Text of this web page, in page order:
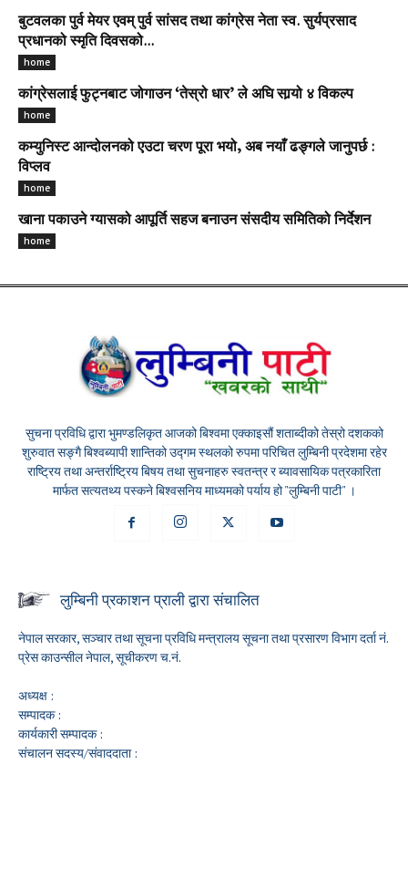
बुटवलका पुर्व मेयर एवम् पुर्व सांसद तथा कांग्रेस नेता स्व. सुर्यप्रसाद
प्रधानको स्मृति दिवसको...
home
कांग्रेसलाई फुट्नबाट जोगाउन ‘तेस्रो धार’ ले अघि सार्‍यो ४ विकल्प
home
कम्युनिस्ट आन्दोलनको एउटा चरण पूरा भयो, अब नयाँ ढङ्गले जानुपर्छ :
विप्लव
home
खाना पकाउने ग्यासको आपूर्ति सहज बनाउन संसदीय समितिको निर्देशन
home
सुचना प्रविधि द्वारा भुमण्डलिकृत आजको बिश्वमा एक्काइसौं शताब्दीको तेस्रो दशकको
शुरुवात सङ्गै बिश्वब्यापी शान्तिको उद्गम स्थलको रुपमा परिचित लुम्बिनी प्रदेशमा रहेर
राष्ट्रिय तथा अन्तर्राष्ट्रिय बिषय तथा सुचनाहरु स्वतन्त्र र ब्यावसायिक पत्रकारिता
मार्फत सत्यतथ्य पस्कने बिश्वसनिय माध्यमको पर्याय हो "लुम्बिनी पाटी" ।
लुम्बिनी प्रकाशन प्राली द्वारा संचालित
नेपाल सरकार, सञ्चार तथा सूचना प्रविधि मन्त्रालय सूचना तथा प्रसारण विभाग दर्ता नं.
प्रेस काउन्सील नेपाल, सूचीकरण च.नं.
अध्यक्ष :
सम्पादक :
कार्यकारी सम्पादक :
संचालन सदस्य/संवाददाता :